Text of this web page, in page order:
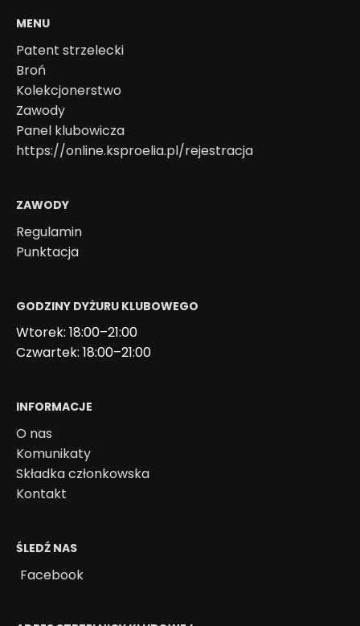
MENU
Patent strzelecki
Broń
Kolekcjonerstwo
Zawody
Panel klubowicza
https://online.ksproelia.pl/rejestracja
ZAWODY
Regulamin
Punktacja
GODZINY DYŻURU KLUBOWEGO
Wtorek: 18:00–21:00
Czwartek: 18:00–21:00
INFORMACJE
O nas
Komunikaty
Składka członkowska
Kontakt
ŚLEDŹ NAS
Facebook